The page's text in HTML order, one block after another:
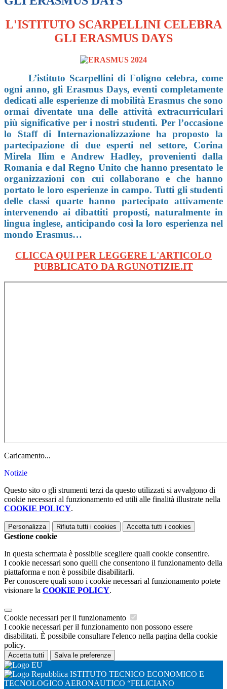
L'ISTITUTO SCARPELLINI CELEBRA
GLI ERASMUS DAYS
L’istituto Scarpellini di Foligno celebra, come
ogni anno, gli Erasmus Days, eventi completamente
dedicati alle esperienze di mobilità Erasmus che sono
ormai diventate una delle attività extracurriculari
più significative per i nostri studenti. Per l’occasione
lo Staff di Internazionalizzazione ha proposto la
partecipazione di due esperti nel settore, Corina
Mirela Ilim e Andrew Hadley, provenienti dalla
Romania e dal Regno Unito che hanno presentato le
organizzazioni con cui collaborano e che hanno
portato le loro esperienze in campo. Tutti gli studenti
delle classi quarte hanno partecipato attivamente
intervenendo ai dibattiti proposti, naturalmente in
lingua inglese, anticipando così la loro esperienza nel
mondo Erasmus…
CLICCA QUI PER LEGGERE L'ARTICOLO
PUBBLICATO DA RGUNOTIZIE.IT
Caricamento...
Notizie
Questo sito o gli strumenti terzi da questo utilizzati si avvalgono di
cookie necessari al funzionamento ed utili alle finalità illustrate nella
COOKIE POLICY.
Personalizza Rifiuta tutti i cookies Accetta tutti i cookies
Gestione cookie
In questa schermata è possibile scegliere quali cookie consentire.
I cookie necessari sono quelli che consentono il funzionamento della
piattaforma e non è possibile disabilitarli.
Per conoscere quali sono i cookie necessari al funzionamento potete
visionare la COOKIE POLICY.
Cookie necessari per il funzionamento
I cookie necessari per il funzionamento non possono essere
disabilitati. È possibile consultare l'elenco nella pagina della cookie
policy.
Accetta tutti Salva le preferenze
ISTITUTO TECNICO ECONOMICO E
TECNOLOGICO AERONAUTICO “FELICIANO